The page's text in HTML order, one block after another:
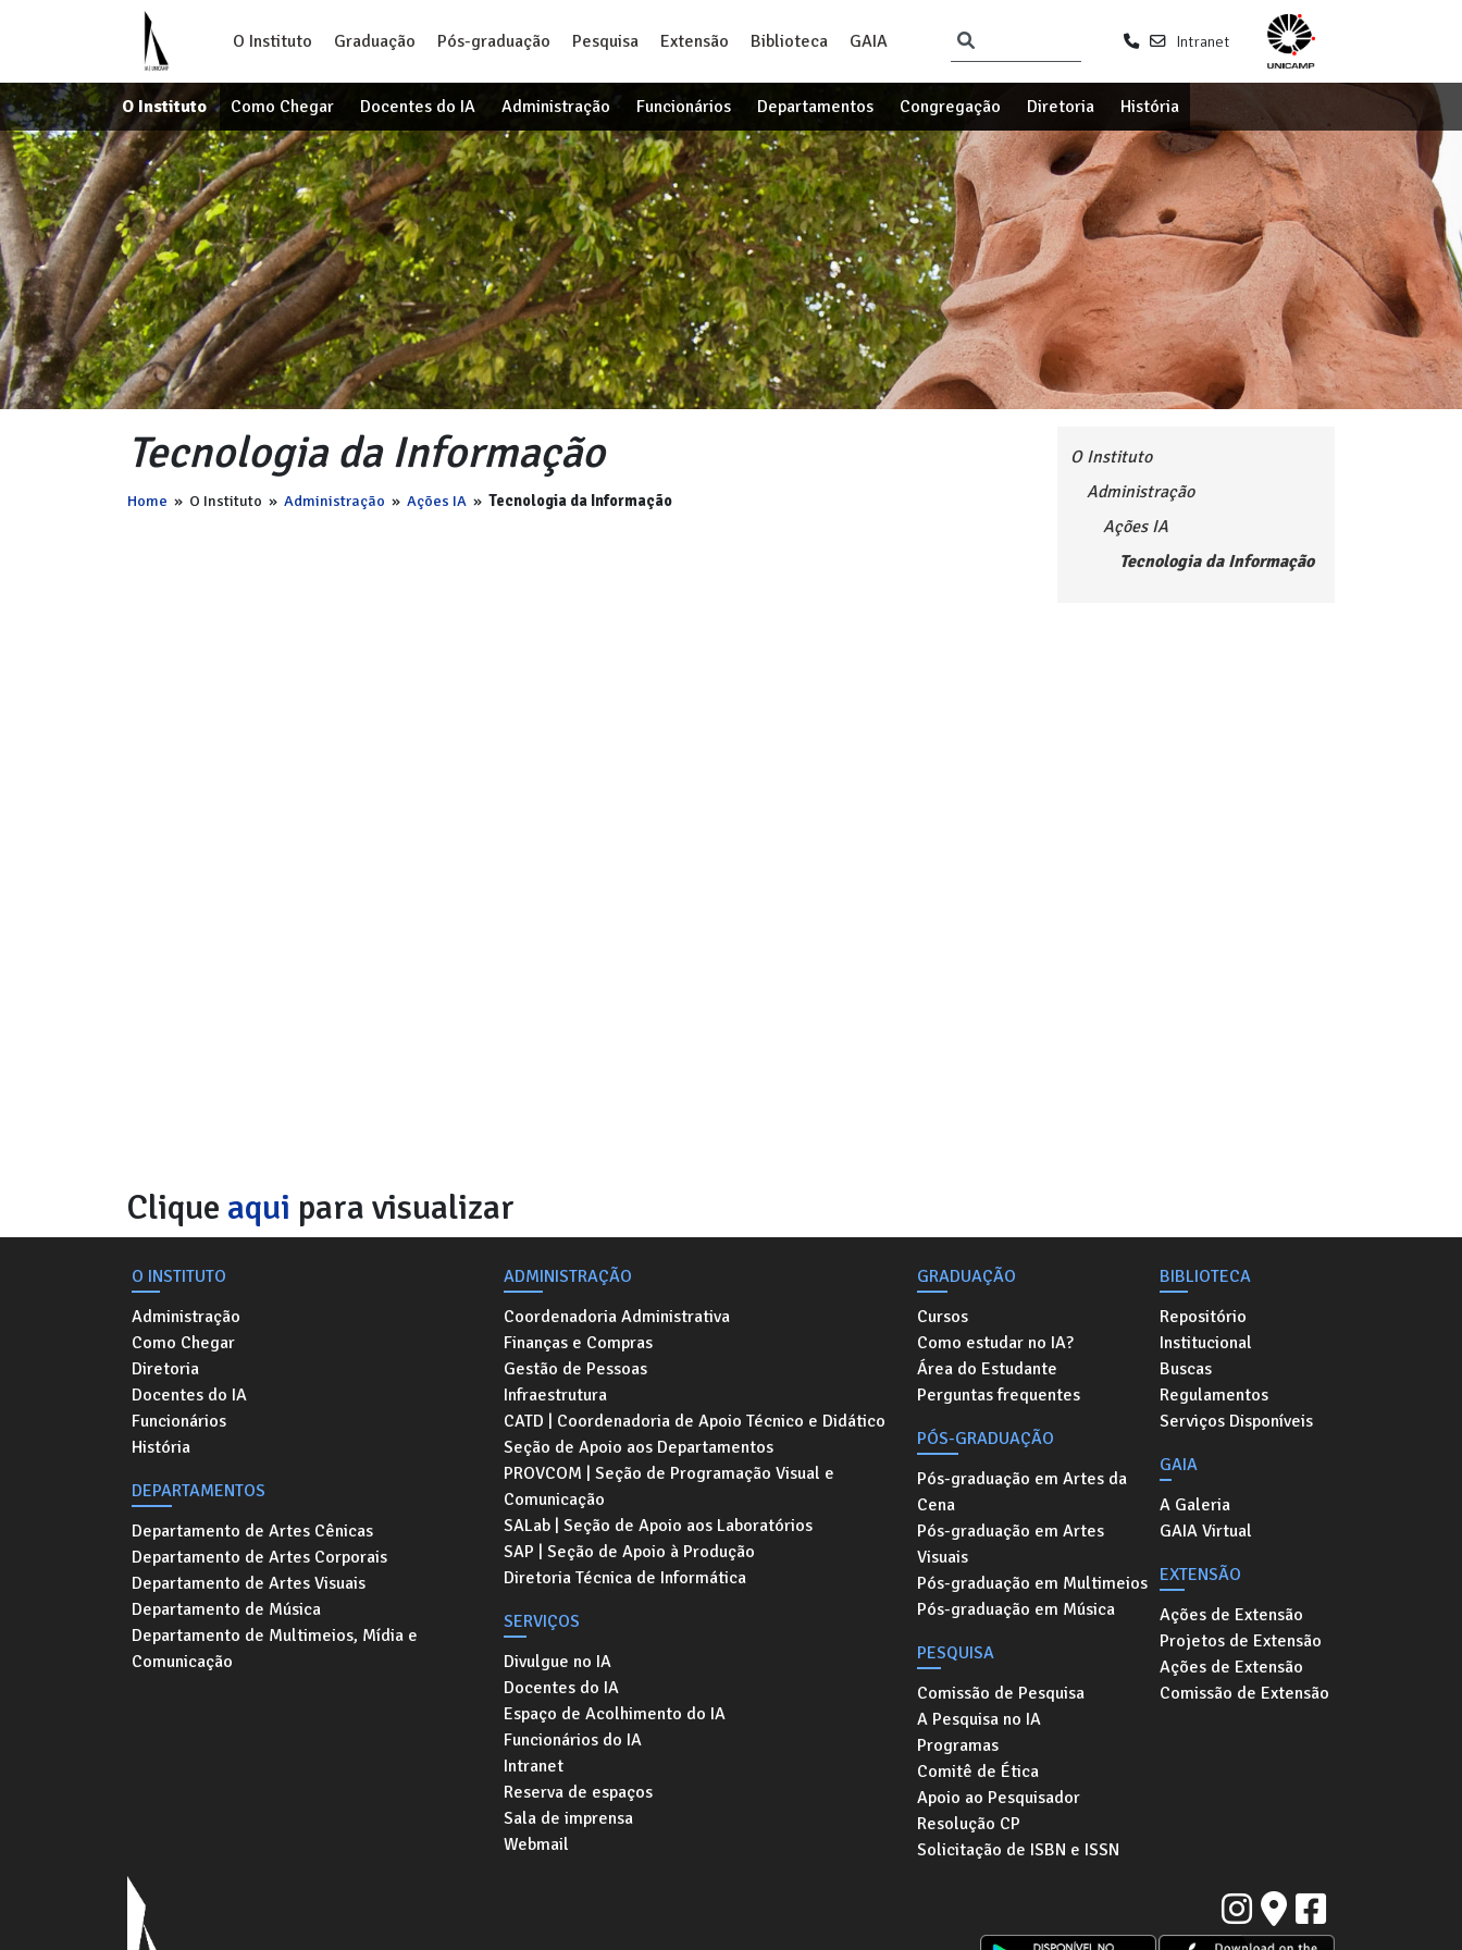
O Instituto Graduação Pós-graduação Pesquisa Extensão Biblioteca GAIA Intranet
O Instituto Como Chegar Docentes do IA Administração Funcionários Departamentos Congregação Diretoria História
Tecnologia da Informação
Home » O Instituto » Administração » Ações IA » Tecnologia da Informação
Clique aqui para visualizar
O Instituto
Administração
Ações IA
Tecnologia da Informação
O INSTITUTO
Administração
Como Chegar
Diretoria
Docentes do IA
Funcionários
História
DEPARTAMENTOS
Departamento de Artes Cênicas
Departamento de Artes Corporais
Departamento de Artes Visuais
Departamento de Música
Departamento de Multimeios, Mídia e
Comunicação
ADMINISTRAÇÃO
Coordenadoria Administrativa
Finanças e Compras
Gestão de Pessoas
Infraestrutura
CATD | Coordenadoria de Apoio Técnico e Didático
Seção de Apoio aos Departamentos
PROVCOM | Seção de Programação Visual e
Comunicação
SALab | Seção de Apoio aos Laboratórios
SAP | Seção de Apoio à Produção
Diretoria Técnica de Informática
SERVIÇOS
Divulgue no IA
Docentes do IA
Espaço de Acolhimento do IA
Funcionários do IA
Intranet
Reserva de espaços
Sala de imprensa
Webmail
GRADUAÇÃO
Cursos
Como estudar no IA?
Área do Estudante
Perguntas frequentes
PÓS-GRADUAÇÃO
Pós-graduação em Artes da
Cena
Pós-graduação em Artes
Visuais
Pós-graduação em Multimeios
Pós-graduação em Música
PESQUISA
Comissão de Pesquisa
A Pesquisa no IA
Programas
Comitê de Ética
Apoio ao Pesquisador
Resolução CP
Solicitação de ISBN e ISSN
BIBLIOTECA
Repositório
Institucional
Buscas
Regulamentos
Serviços Disponíveis
GAIA
A Galeria
GAIA Virtual
EXTENSÃO
Ações de Extensão
Projetos de Extensão
Ações de Extensão
Comissão de Extensão